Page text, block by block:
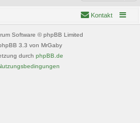
Kontakt
Software © phpBB Limited
3.3 von MrGaby
durch phpBB.de